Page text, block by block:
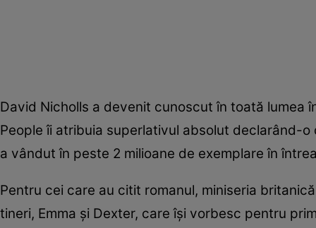
David Nicholls a devenit cunoscut în toată lumea
People îi atribuia superlativul absolut declarând-
a vândut în peste 2 milioane de exemplare în
Pentru cei care au citit romanul, miniseria
tineri, Emma și Dexter, care își vorbesc pentru